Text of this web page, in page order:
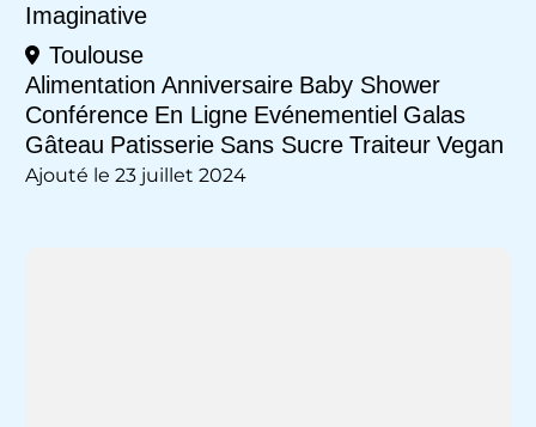
Imaginative
Toulouse
Alimentation Anniversaire Baby Shower
Conférence En Ligne Evénementiel Galas
Gâteau Patisserie Sans Sucre Traiteur Vegan
Ajouté le 23 juillet 2024